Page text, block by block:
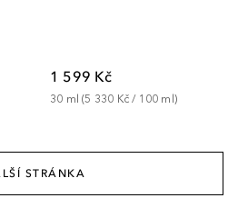
1 599 Kč
30 ml (5 330 Kč / 100 ml)
STRÁNKA